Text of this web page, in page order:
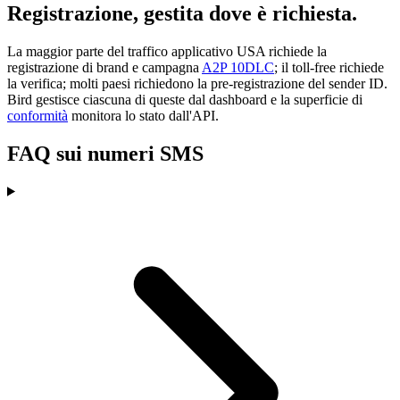
Registrazione, gestita dove è richiesta.
La maggior parte del traffico applicativo USA richiede la
registrazione di brand e campagna A2P 10DLC; il toll-free richiede
la verifica; molti paesi richiedono la pre-registrazione del sender ID.
Bird gestisce ciascuna di queste dal dashboard e la superficie di
conformità monitora lo stato dall'API.
FAQ sui numeri SMS